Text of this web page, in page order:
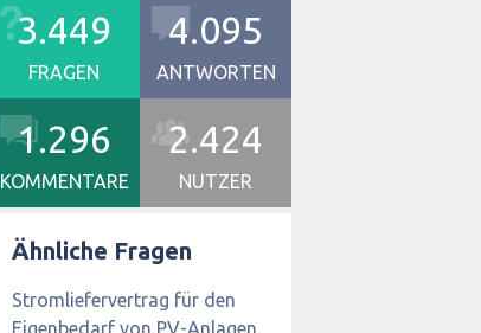
3.449
FRAGEN
4.095
ANTWORTEN
1.296
KOMMENTARE
2.424
NUTZER
Ähnliche Fragen
Stromliefervertrag für den
Eigenbedarf von PV-Anlagen